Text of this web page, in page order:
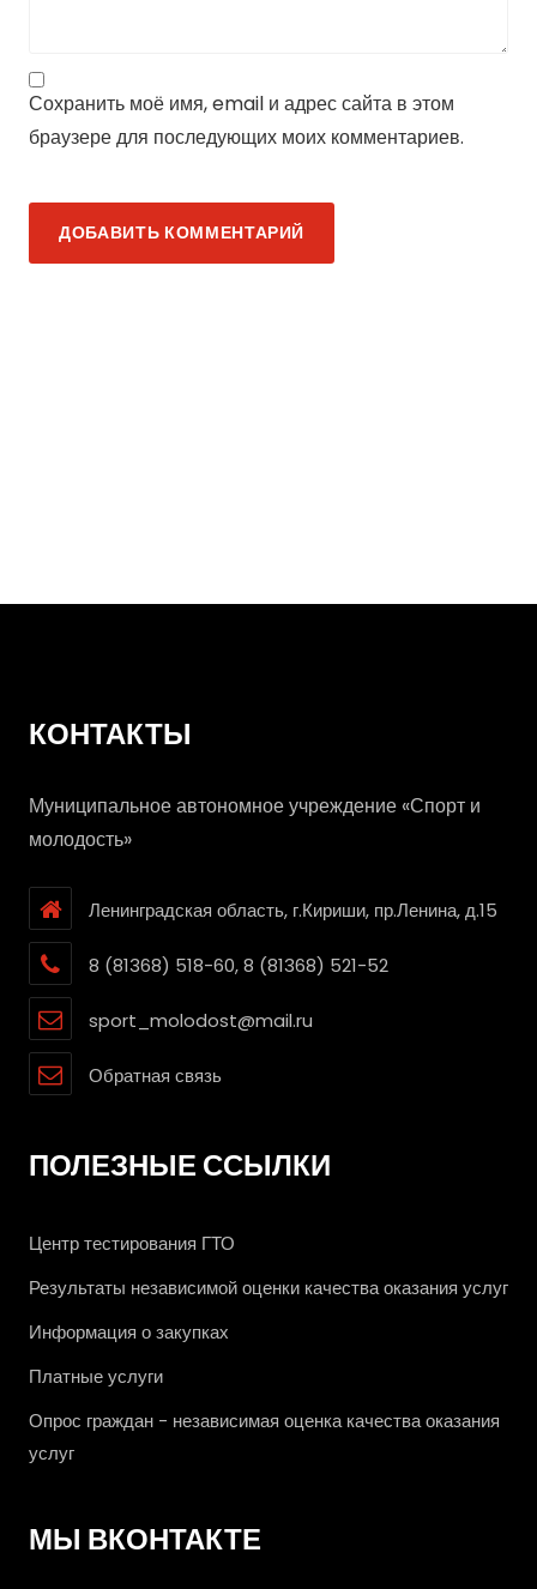
Сохранить моё имя, email и адрес сайта в этом
браузере для последующих моих комментариев.
ДОБАВИТЬ КОММЕНТАРИЙ
КОНТАКТЫ
Муниципальное автономное учреждение «Спорт и
молодость»
Ленинградская область, г.Кириши, пр.Ленина, д.15
8 (81368) 518-60, 8 (81368) 521-52
sport_molodost@mail.ru
Обратная связь
ПОЛЕЗНЫЕ ССЫЛКИ
Центр тестирования ГТО
Результаты независимой оценки качества оказания услуг
Информация о закупках
Платные услуги
Опрос граждан - независимая оценка качества оказания
услуг
МЫ ВКОНТАКТЕ